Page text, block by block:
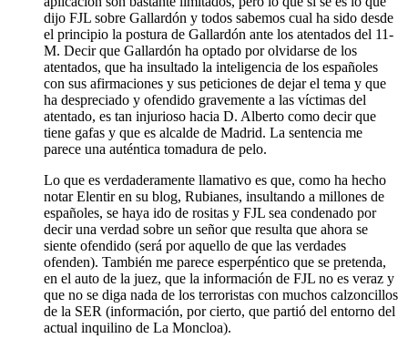
dijo FJL sobre Gallardón y todos sabemos cual ha sido desde
el principio la postura de Gallardón ante los atentados del 11-
M. Decir que Gallardón ha optado por olvidarse de los
atentados, que ha insultado la inteligencia de los españoles
con sus afirmaciones y sus peticiones de dejar el tema y que
ha despreciado y ofendido gravemente a las víctimas del
atentado, es tan injurioso hacia D. Alberto como decir que
tiene gafas y que es alcalde de Madrid. La sentencia me
parece una auténtica tomadura de pelo.
Lo que es verdaderamente llamativo es que, como ha hecho
notar Elentir en su blog, Rubianes, insultando a millones de
españoles, se haya ido de rositas y FJL sea condenado por
decir una verdad sobre un señor que resulta que ahora se
siente ofendido (será por aquello de que las verdades
ofenden). También me parece esperpéntico que se pretenda,
en el auto de la juez, que la información de FJL no es veraz y
que no se diga nada de los terroristas con muchos calzoncillos
de la SER (información, por cierto, que partió del entorno del
actual inquilino de La Moncloa).